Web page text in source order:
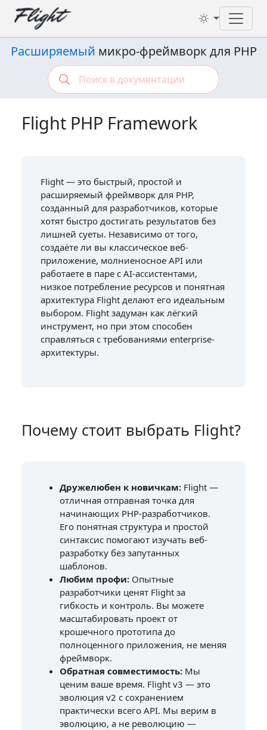
Расширяемый микро-фреймворк для PHP
Flight PHP Framework
Flight — это быстрый, простой и
расширяемый фреймворк для PHP,
созданный для разработчиков, которые
хотят быстро достигать результатов без
лишней суеты. Независимо от того,
создаёте ли вы классическое веб-
приложение, молниеносное API или
работаете в паре с AI-ассистентами,
низкое потребление ресурсов и понятная
архитектура Flight делают его идеальным
выбором. Flight задуман как лёгкий
инструмент, но при этом способен
справляться с требованиями enterprise-
архитектуры.
Почему стоит выбрать Flight?
Дружелюбен к новичкам: Flight —
отличная отправная точка для
начинающих PHP-разработчиков.
Его понятная структура и простой
синтаксис помогают изучать веб-
разработку без запутанных
шаблонов.
Любим профи: Опытные
разработчики ценят Flight за
гибкость и контроль. Вы можете
масштабировать проект от
крошечного прототипа до
полноценного приложения, не меняя
фреймворк.
Обратная совместимость: Мы
ценим ваше время. Flight v3 — это
эволюция v2 с сохранением
практически всего API. Мы верим в
эволюцию, а не революцию —